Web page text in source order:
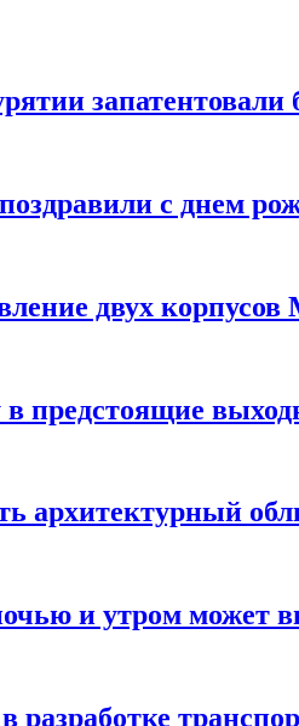
запатентовали
с днем
двух
предстоящие
архитектурный
и утром может